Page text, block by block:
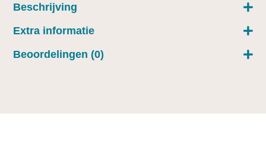
Beschrijving
Extra informatie
Beoordelingen (0)